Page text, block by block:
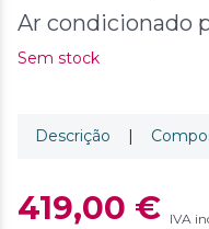
Ar condicionado
Sem stock
Descrição |
419,00 € IVA